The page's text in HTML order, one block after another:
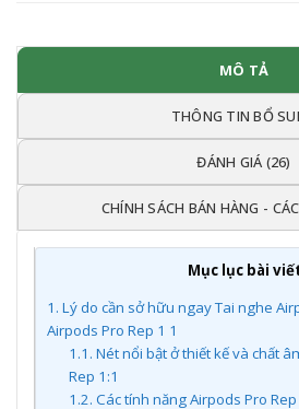
MÔ TẢ
THÔNG TIN BỔ
ĐÁNH GIÁ (26)
CHÍNH SÁCH BÁN HÀNG -
Mục lục bài
1. Lý do cần sở hữu ngay Tai nghe
Airpods Pro Rep 1 1
1.1. Nét nổi bật ở thiết kế và chất
Rep 1:1
1.2. Các tính năng Airpods Pro Rep